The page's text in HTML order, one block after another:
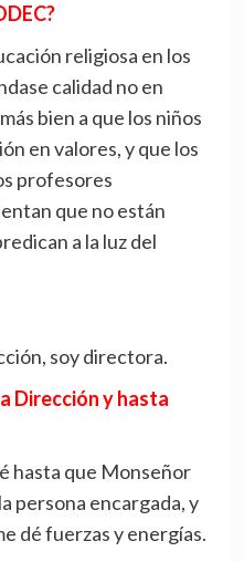
religiosa en los
calidad no en
bien a que los niños
en valores, y que los
profesores
que no están
a la luz del
soy directora.
Dirección y hasta
hasta que Monseñor
persona encargada, y
dé fuerzas y energías.